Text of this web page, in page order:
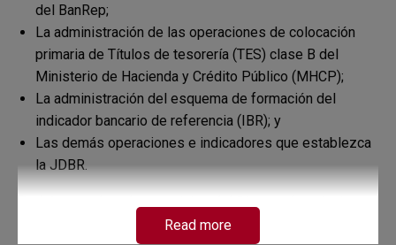
del BanRep;
La administración de las operaciones de colocación
primaria de Títulos de tesorería (TES) clase B del
Ministerio de Hacienda y Crédito Público (MHCP);
La administración del esquema de formación del
indicador bancario de referencia (IBR); y
Las demás operaciones e indicadores que establezca
la JDBR.
Read more